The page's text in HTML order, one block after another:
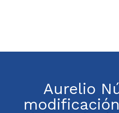
Aurelio